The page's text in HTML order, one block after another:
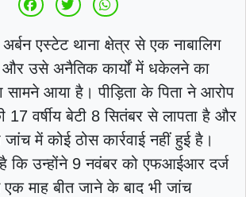
अर्बन एस्टेट थाना क्षेत्र से एक नाबालिग
उसे अनैतिक कार्यों में धकेलने का
आया है। पीड़िता के पिता ने आरोप
17 वर्षीय बेटी 8 सितंबर से लापता है और
में कोई ठोस कार्रवाई नहीं हुई है।
है कि उन्होंने 9 नवंबर को एफआईआर दर्ज
माह बीत जाने के बाद भी जांच